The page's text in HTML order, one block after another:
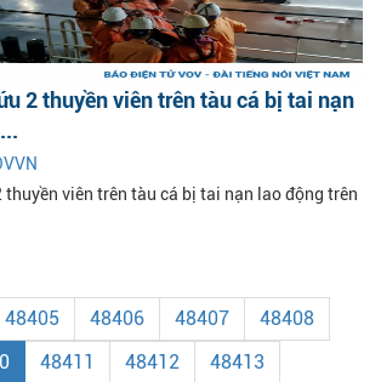
2 thuyền viên trên tàu cá bị tai nạn
thuyền viên trên tàu cá bị tai nạn lao động trên
48405 48406 48407
48408
48411 48412 48413